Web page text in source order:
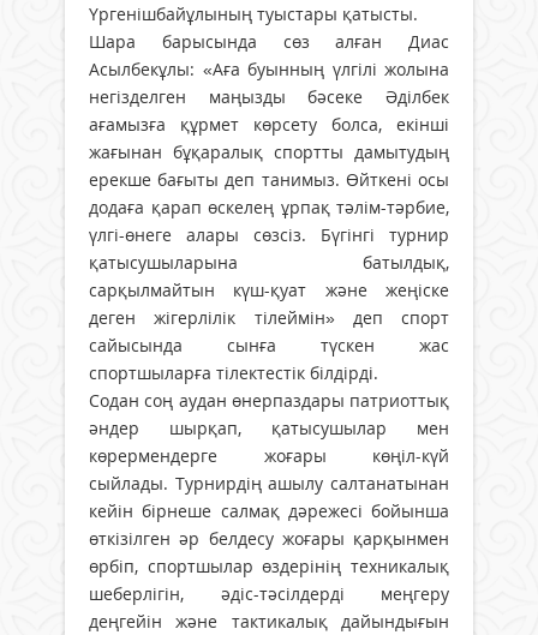
Үргенішбайұлының туыстары қатысты.
Шара барысында сөз алған Диас
Асылбекұлы: «Аға буынның үлгілі жолына
негізделген маңызды бәсеке Әділбек
ағамызға құрмет көрсету болса, екінші
жағынан бұқаралық спортты дамытудың
ерекше бағыты деп танимыз. Өйткені осы
додаға қарап өскелең ұрпақ тәлім-тәрбие,
үлгі-өнеге алары сөзсіз. Бүгінгі турнир
қатысушыларына батылдық,
сарқылмайтын күш-қуат және жеңіске
деген жігерлілік тілеймін» деп спорт
сайысында сынға түскен жас
спортшыларға тілектестік білдірді.
Содан соң аудан өнерпаздары патриоттық
әндер шырқап, қатысушылар мен
көрермендерге жоғары көңіл-күй
сыйлады. Турнирдің ашылу салтанатынан
кейін бірнеше салмақ дәрежесі бойынша
өткізілген әр белдесу жоғары қарқынмен
өрбіп, спортшылар өздерінің техникалық
шеберлігін, әдіс-тәсілдерді меңгеру
деңгейін және тактикалық дайындығын